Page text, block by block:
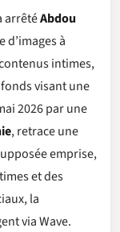
arrêtéAbdou
à
intimes,
visant une
2026 par une
, retrace une
emprise,
et des
la
via Wave.